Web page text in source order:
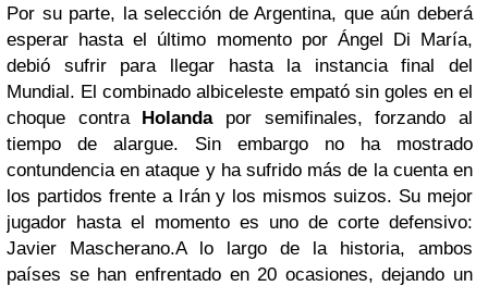
Por su parte, la selección de Argentina, que aún deberá
esperar hasta el último momento por Ángel Di María,
debió sufrir para llegar hasta la instancia final del
Mundial. El combinado albiceleste empató sin goles en el
choque contra Holandapor semifinales, forzando al
tiempo de alargue. Sin embargo no ha mostrado
contundencia en ataque y ha sufrido más de la cuenta en
los partidos frente a Irán y los mismos suizos. Su mejor
jugador hasta el momento es uno de corte defensivo:
Javier Mascherano.A lo largo de la historia, ambos
países se han enfrentado en 20 ocasiones, dejando un